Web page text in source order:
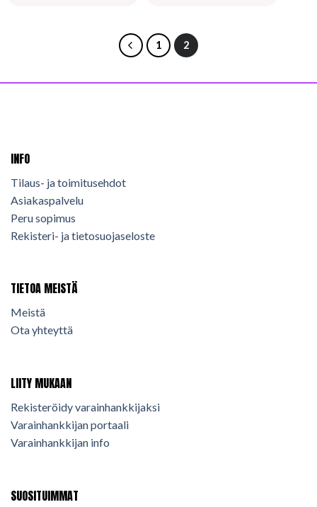
1 2
INFO
Tilaus- ja toimitusehdot
Asiakaspalvelu
Peru sopimus
Rekisteri- ja tietosuojaseloste
TIETOA MEISTÄ
Meistä
Ota yhteyttä
LIITY MUKAAN
Rekisteröidy varainhankkijaksi
Varainhankkijan portaali
Varainhankkijan info
SUOSITUIMMAT